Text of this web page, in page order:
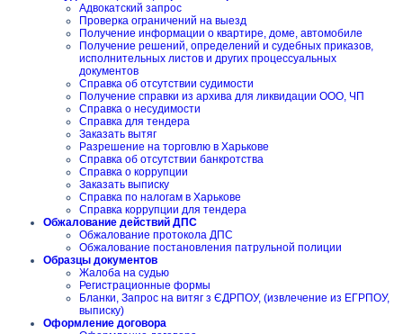
Адвокатский запрос
Проверка ограничений на выезд
Получение информации о квартире, доме, автомобиле
Получение решений, определений и судебных приказов,
исполнительных листов и других процессуальных
документов
Справка об отсутствии судимости
Получение справки из архива для ликвидации ООО, ЧП
Справка о несудимости
Справка для тендера
Заказать вытяг
Разрешение на торговлю в Харькове
Справка об отсутствии банкротства
Справка о коррупции
Заказать выписку
Справка по налогам в Харькове
Справка коррупции для тендера
Обжалование действий ДПС
Обжалование протокола ДПС
Обжалование постановления патрульной полиции
Образцы документов
Жалоба на судью
Регистрационные формы
Бланки, Запрос на витяг з ЄДРПОУ, (извлечение из ЕГРПОУ,
выписку)
Оформление договора